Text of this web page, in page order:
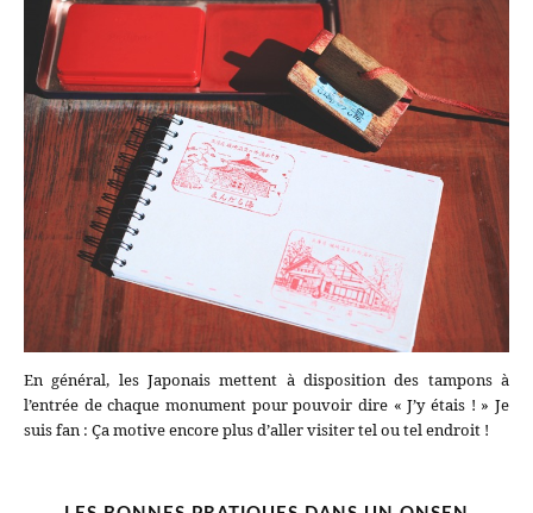
En général, les Japonais mettent à disposition des tampons à
l’entrée de chaque monument pour pouvoir dire « J’y étais ! » Je
suis fan : Ça motive encore plus d’aller visiter tel ou tel endroit !